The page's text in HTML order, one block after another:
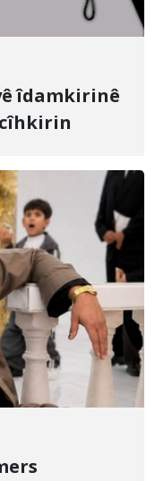
îdamkirinê